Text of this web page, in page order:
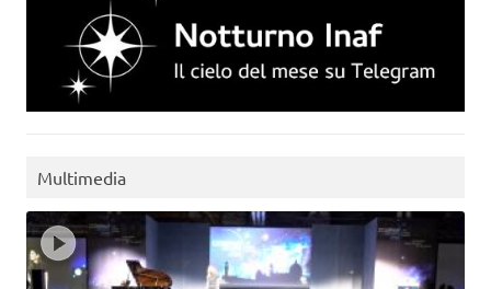
Multimedia